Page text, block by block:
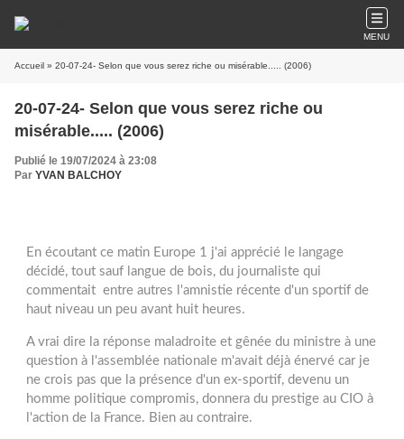
MENU
Accueil » 20-07-24- Selon que vous serez riche ou misérable..... (2006)
20-07-24- Selon que vous serez riche ou
misérable..... (2006)
Publié le 19/07/2024 à 23:08
Par YVAN BALCHOY
En écoutant ce matin Europe 1 j'ai apprécié le langage
décidé, tout sauf langue de bois, du journaliste qui
commentait entre autres l'amnistie récente d'un sportif de
haut niveau un peu avant huit heures.
A vrai dire la réponse maladroite et gênée du ministre à une
question à l'assemblée nationale m'avait déjà énervé car je
ne crois pas que la présence d'un ex-sportif, devenu un
homme politique compromis, donnera du prestige au CIO à
l'action de la France. Bien au contraire.